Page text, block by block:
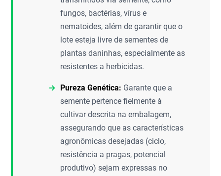
fungos, bactérias, vírus e
nematoides, além de garantir que o
lote esteja livre de sementes de
plantas daninhas, especialmente as
resistentes a herbicidas.
Pureza Genética: Garante que a
semente pertence fielmente à
cultivar descrita na embalagem,
assegurando que as características
agronômicas desejadas (ciclo,
resistência a pragas, potencial
produtivo) sejam expressas no